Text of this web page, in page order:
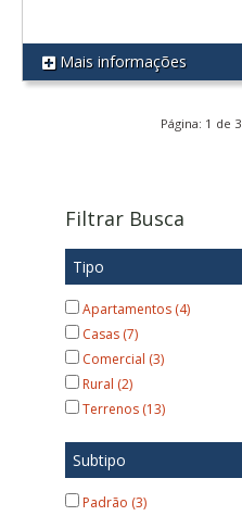
REF 43
Mais informações
Página: 1 de 3
Filtrar Busca
Tipo
Apartamentos (4)
Casas (7)
Comercial (3)
Rural (2)
Terrenos (13)
Subtipo
Padrão (3)